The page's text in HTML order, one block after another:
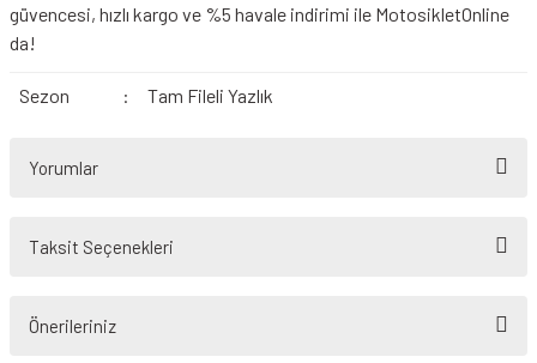
güvencesi, hızlı kargo ve %5 havale indirimi ile MotosikletOnline
da!
Sezon : Tam Fileli Yazlık
Yorumlar
Taksit Seçenekleri
Önerileriniz